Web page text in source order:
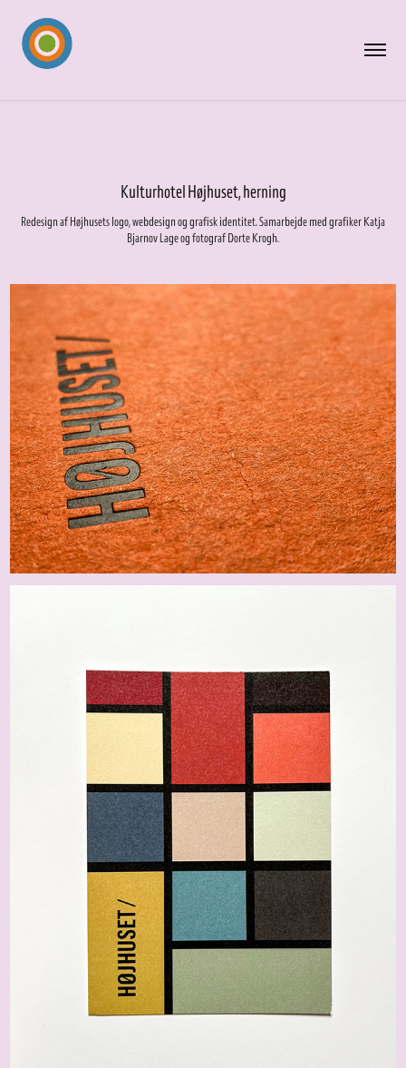
Kulturhotel Højhuset, herning
Redesign af Højhusets logo, webdesign og grafisk identitet. Samarbejde med grafiker Katja
Bjarnov Lage og fotograf Dorte Krogh.